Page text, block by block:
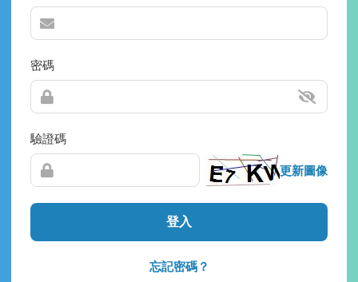
密碼
驗證碼
更新圖像
登入
忘記密碼？